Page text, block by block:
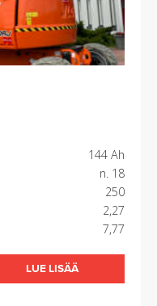
144 Ah
n. 18
250
2,27
7,77
LUE LISÄÄ